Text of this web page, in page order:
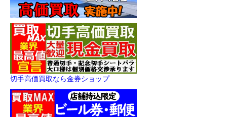
切手高価買取なら金券ショップ